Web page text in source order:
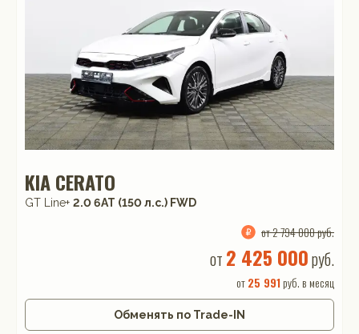
KIA CERATO
GT Line+ 2.0 6AT (150 л.с.) FWD
от 2 794 000 руб.
от 2 425 000руб.
от25 991 руб. в месяц
Обменять по Trade-IN